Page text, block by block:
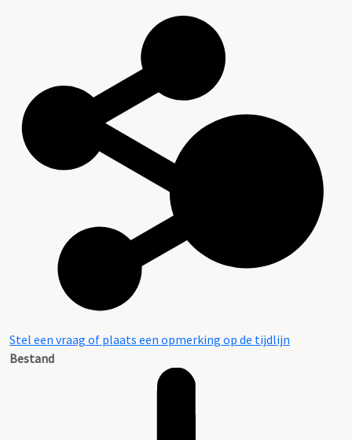
Stel een vraag of plaats een opmerking op de tijdlijn
Bestand